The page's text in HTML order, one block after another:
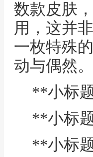
数款皮肤
用，这并
一枚特殊
动与偶然。
**小标
**小标
**小标